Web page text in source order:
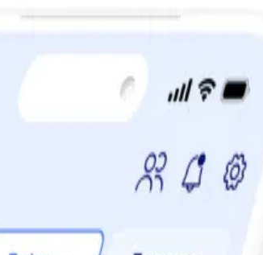
50% när du tecknar 12 månaders